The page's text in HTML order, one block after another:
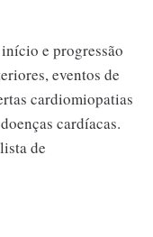
e progressão
eventos de
cardiomiopatias
cardíacas.
de